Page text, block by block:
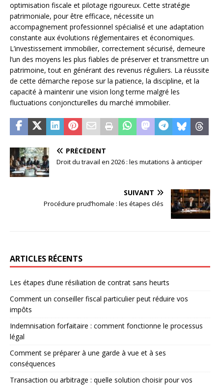
optimisation fiscale et pilotage rigoureux. Cette stratégie
patrimoniale, pour être efficace, nécessite un
accompagnement professionnel spécialisé et une adaptation
constante aux évolutions réglementaires et économiques.
L’investissement immobilier, correctement sécurisé, demeure
l’un des moyens les plus fiables de préserver et transmettre un
patrimoine, tout en générant des revenus réguliers. La réussite
de cette démarche repose sur la patience, la discipline, et la
capacité à maintenir une vision long terme malgré les
fluctuations conjoncturelles du marché immobilier.
PRÉCÉDENT
Droit du travail en 2026 : les mutations à anticiper
SUIVANT
Procédure prud’homale : les étapes clés
ARTICLES RÉCENTS
Les étapes d’une résiliation de contrat sans heurts
Comment un conseiller fiscal particulier peut réduire vos
impôts
Indemnisation forfaitaire : comment fonctionne le processus
légal
Comment se préparer à une garde à vue et à ses
conséquences
Transaction ou arbitrage : quelle solution choisir pour vos